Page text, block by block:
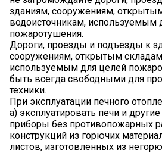
зданиям, сооружениям,
водоисточникам, используемым
пожаротушения.
Дороги, проезды и подъезды к
сооружениям, открытым
используемым для целей
быть всегда свободными для
техники.
При эксплуатации печного
а) эксплуатировать печи и
приборы без противопожарных
конструкций из горючих
листов, изготовленных из